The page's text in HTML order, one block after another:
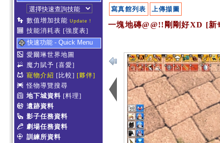
數值增加技能 Update !
技能消耗表 [強度表]
快速功能 - Quick Menu
愛爾琳世界地圖
魔力賦予 [喜愛]
寵物介紹 [比較] [夥伴]
怪物導覽搜尋
地下城資料 [料理]
遺跡資料
影子任務資料
劇場任務資料
訓練所資料
寫真館列表 上傳擷圖
一塊地磚@@!!剛剛好XD [新